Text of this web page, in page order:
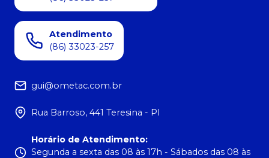
Atendimento
(86) 33023-257
gui@ometac.com.br
Rua Barroso, 441 Teresina - PI
Horário de Atendimento:
Segunda a sexta das 08 às 17h - Sábados das 08 às